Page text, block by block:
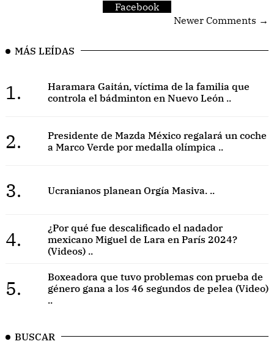
Facebook
Newer Comments →
MÁS LEÍDAS
1.
Haramara Gaitán, víctima de la familia que
controla el bádminton en Nuevo León ..
2.
Presidente de Mazda México regalará un coche
a Marco Verde por medalla olímpica ..
3. Ucranianos planean Orgía Masiva. ..
4.
¿Por qué fue descalificado el nadador
mexicano Miguel de Lara en París 2024?
(Videos) ..
5.
Boxeadora que tuvo problemas con prueba de
género gana a los 46 segundos de pelea (Video)
..
BUSCAR